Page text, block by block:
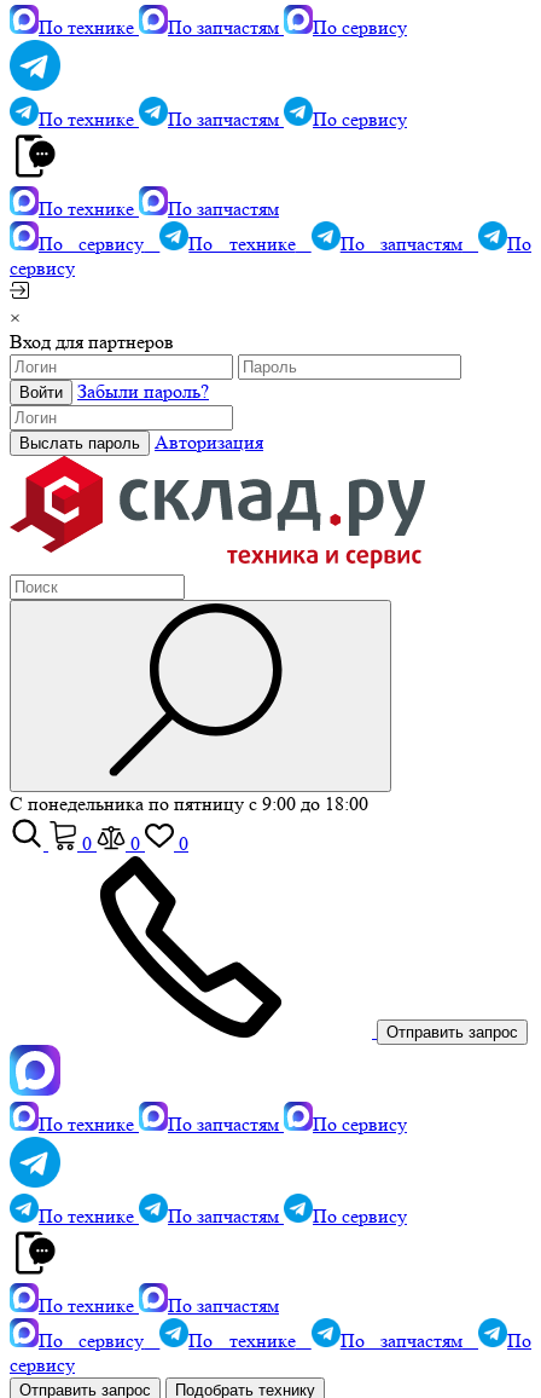
По технике По запчастям По сервису
По технике По запчастям По сервису
По технике
По запчастям
По сервису
По технике По запчастям
По
сервису
×
Вход для партнеров
Забыли пароль?
Авторизация
С понедельника по пятницу с 9:00 до 18:00
0
0 0
Отправить запрос
По технике По запчастям По сервису
По технике По запчастям По сервису
По технике
По запчастям
По сервису
По технике По запчастям
По
сервису
Отправить запрос Подобрать технику